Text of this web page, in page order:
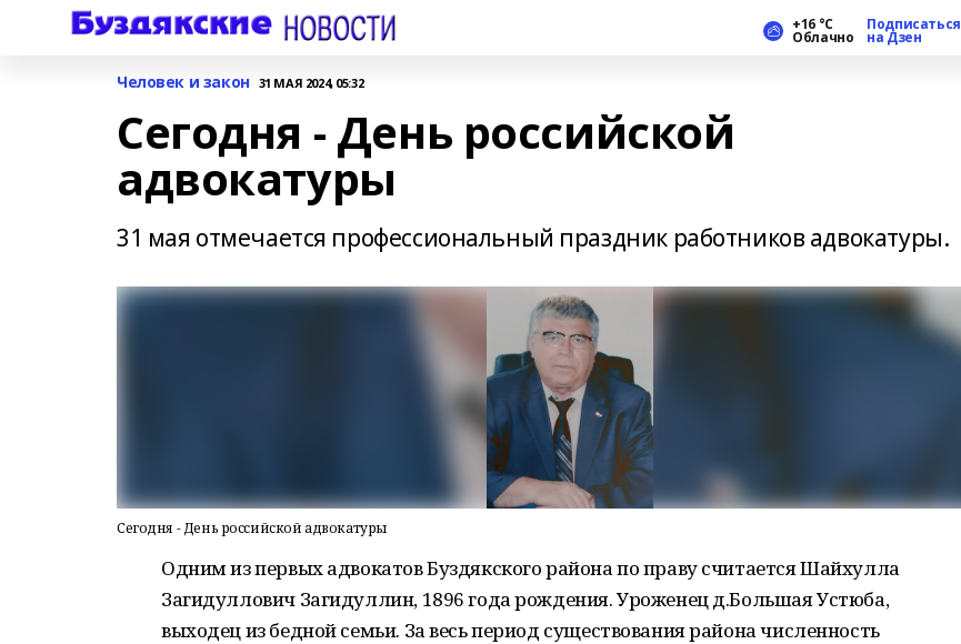
+16 °С
Облачно
Подписаться
на Дзен
Человек и закон 31 МАЯ 2024, 05:32
Сегодня - День российской
адвокатуры
31 мая отмечается профессиональный праздник работников адвокатуры.
Сегодня - День российской адвокатуры
Одним из первых адвокатов Буздякского района по праву считается Шайхулла
Загидуллович Загидуллин, 1896 года рождения. Уроженец д.Большая Устюба,
выходец из бедной семьи. За весь период существования района численность